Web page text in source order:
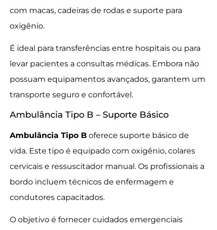
com macas, cadeiras de rodas e suporte para
oxigênio.
É ideal para transferências entre hospitais ou para
levar pacientes a consultas médicas. Embora não
possuam equipamentos avançados, garantem um
transporte seguro e confortável.
Ambulância Tipo B – Suporte Básico
Ambulância Tipo B oferece suporte básico de
vida. Este tipo é equipado com oxigênio, colares
cervicais e ressuscitador manual. Os profissionais a
bordo incluem técnicos de enfermagem e
condutores capacitados.
O objetivo é fornecer cuidados emergenciais